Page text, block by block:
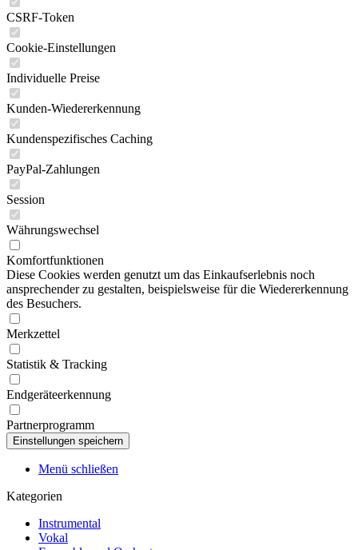
CSRF-Token
Cookie-Einstellungen
Individuelle Preise
Kunden-Wiedererkennung
Kundenspezifisches Caching
PayPal-Zahlungen
Session
Währungswechsel
Komfortfunktionen
Diese Cookies werden genutzt um das Einkaufserlebnis noch
ansprechender zu gestalten, beispielsweise für die Wiedererkennung
des Besuchers.
Merkzettel
Statistik & Tracking
Endgeräteerkennung
Partnerprogramm
Menü schließen
Kategorien
Instrumental
Vokal